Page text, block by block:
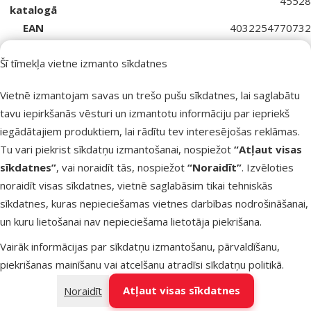
Šī tīmekļa vietne izmanto sīkdatnes
Vietnē izmantojam savas un trešo pušu sīkdatnes, lai saglabātu
tavu iepirkšanās vēsturi un izmantotu informāciju par iepriekš
iegādātajiem produktiem, lai rādītu tev interesējošas reklāmas.
Tu vari piekrist sīkdatņu izmantošanai, nospiežot “Atļaut visas
sīkdatnes”, vai noraidīt tās, nospiežot “Noraidīt”. Izvēloties
noraidīt visas sīkdatnes, vietnē saglabāsim tikai tehniskās
sīkdatnes, kuras nepieciešamas vietnes darbības nodrošināšanai,
un kuru lietošanai nav nepieciešama lietotāja piekrišana.
Vairāk informācijas par sīkdatņu izmantošanu, pārvaldīšanu,
piekrišanas mainīšanu vai atcelšanu atradīsi sīkdatņu politikā.
Noraidīt
Atļaut visas sīkdatnes
katalogā
EAN
4032254770732
Economy Basic+